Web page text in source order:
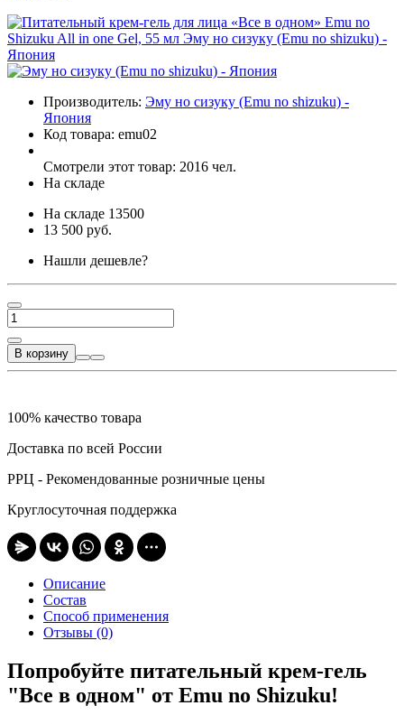
Производитель: Эму но сизуку (Emu no shizuku) -
Япония
Код товара: emu02
Смотрели этот товар: 2016 чел.
На складе
На складе 13500
13 500 руб.
Нашли дешевле?
В корзину
100% качество товара
Доставка по всей России
РРЦ - Рекомендованные розничные цены
Круглосуточная поддержка
Описание
Состав
Способ применения
Отзывы (0)
Попробуйте питательный крем-гель
"Все в одном" от Emu no Shizuku!